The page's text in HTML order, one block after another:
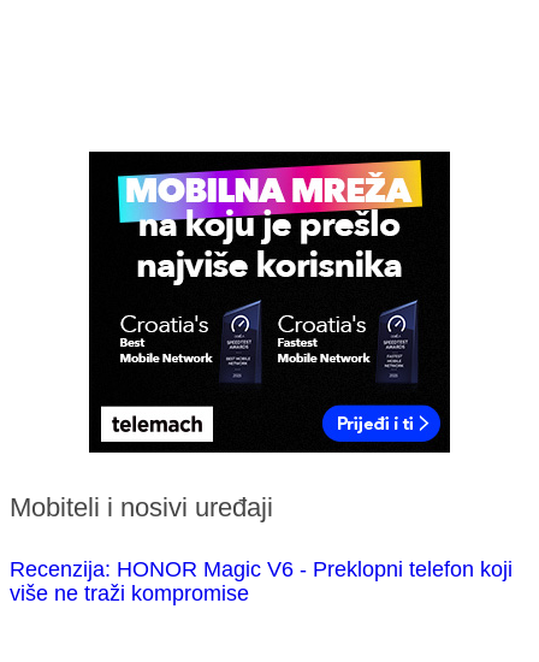
Mobiteli i nosivi uređaji
Recenzija: HONOR Magic V6 - Preklopni telefon koji
više ne traži kompromise